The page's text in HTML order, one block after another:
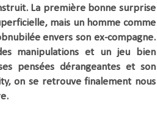
La première bonne surprise
mais un homme comme
envers son ex-compagne.
manipulations et un jeu bien
pensées dérangeantes et son
on se retrouve finalement nous